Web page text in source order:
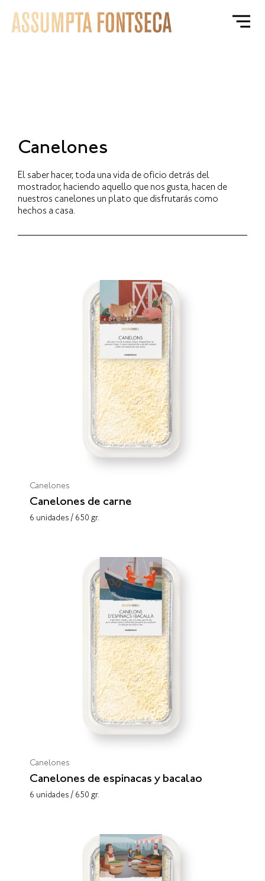
Canelones
El saber hacer, toda una vida de oficio detrás del
mostrador, haciendo aquello que nos gusta, hacen de
nuestros canelones un plato que disfrutarás como
hechos a casa.
Canelones
Canelones de carne
6 unidades / 650 gr.
Canelones
Canelones de espinacas y bacalao
6 unidades / 650 gr.